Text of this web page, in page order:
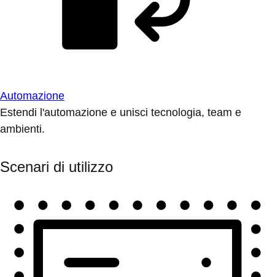
Automazione
Estendi l'automazione e unisci tecnologia, team e
ambienti.
Scenari di utilizzo